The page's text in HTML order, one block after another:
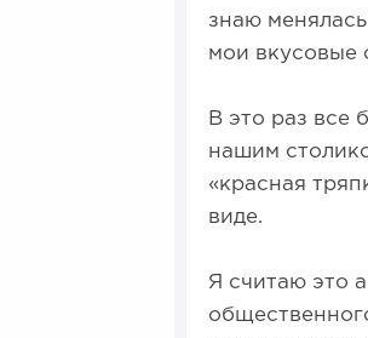
знаю
мои вкусовые
В это раз все
нашим
«красная
виде.
Я считаю это